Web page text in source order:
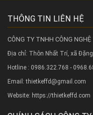
THÔNG TIN LIÊN HỆ
CÔNG TY TNHH CÔNG
Địa chỉ: Thôn Nhất Trí, xã
Hotline : 0986.322.768 -
Email: thietkeffd@gmail.com
Website: https://thietkeffd.com